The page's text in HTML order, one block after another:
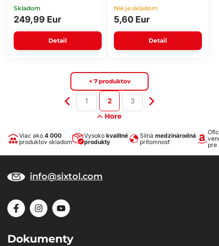
Skladom
249,99 Eur
Detail
Nie je skladom
5,60 Eur
Detail
Hore
+ 7 produktov
1 2 3
Viac ako 4 000
produktov skladom
Vysoko kvalitné
produkty
Silná medzinárodná
prítomnosť
pre
info@sixtol.com
Dokumenty